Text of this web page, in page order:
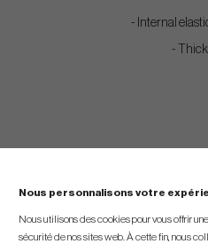
- Internal
-
Nous personnalisons votre
Nous utilisons des cookies pour vous offrir
sécurité de nos sites web. À cette fin, nous